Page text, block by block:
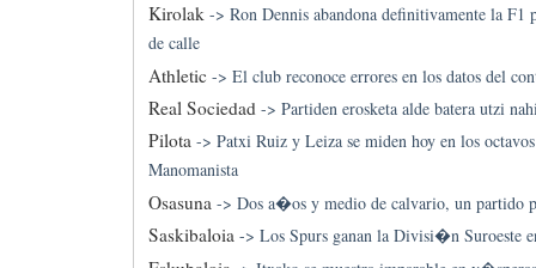
Kirolak-> Ron Dennis abandona definitivamente la F1
de calle
Athletic -> El club reconoce errores en los datos del
Real Sociedad-> Partiden erosketa alde batera utzi
Pilota-> Patxi Ruiz y Leiza se miden hoy en los
Manomanista
Osasuna -> Dos a�os y medio de calvario, un partido
Saskibaloia-> Los Spurs ganan la Divisi�n Suroeste